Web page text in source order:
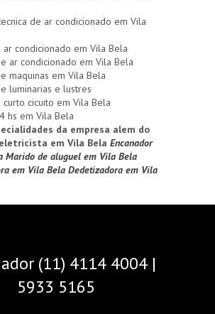
de ar condicionado em Vila
condicionado em Vila Bela
ar condicionado em Vila Bela
maquinas em Vila Bela
luminarias e lustres
cicuito em Vila Bela
hs em Vila Bela
da empresa alem do
em Vila Bela Encanador
Marido de aluguel em Vila Bela
em Vila Bela Dedetizadora em Vila
(11) 4114 4004 |
5933 5165